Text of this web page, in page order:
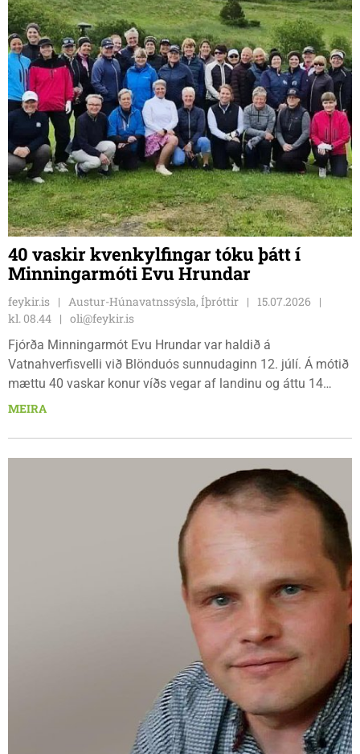
40 vaskir kvenkylfingar tóku þátt í
Minningarmóti Evu Hrundar
feykir.is Austur-Húnavatnssýsla, Íþróttir
15.07.2026
kl. 08.44
oli@feykir.is
Fjórða Minningarmót Evu Hrundar var haldið á
Vatnahverfisvelli við Blönduós sunnudaginn 12. júlí. Á mótið
mættu 40 vaskar konur víðs vegar af landinu og áttu 14
golfklúbbar fulltrúa á mótinu að þessu sinni. Færri komust
mótinu vaxa og dafna og festa sig í sessi meðal keppenda.
Sumar hafa komið öll fjögur skiptin.
MEIRA